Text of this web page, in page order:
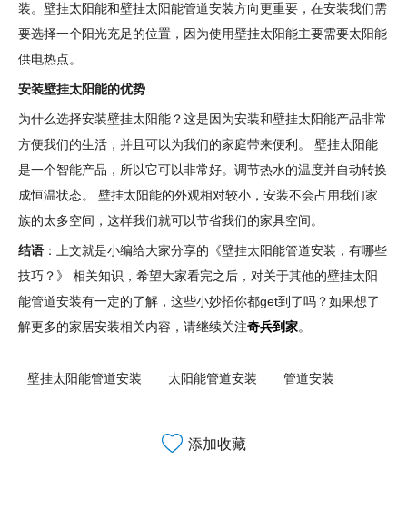
装。壁挂太阳能和壁挂太阳能管道安装方向更重要，在安装我们需
要选择一个阳光充足的位置，因为使用壁挂太阳能主要需要太阳能
供电热点。
安装壁挂太阳能的优势
为什么选择安装壁挂太阳能？这是因为安装和壁挂太阳能产品非常
方便我们的生活，并且可以为我们的家庭带来便利。 壁挂太阳能
是一个智能产品，所以它可以非常好。调节热水的温度并自动转换
成恒温状态。 壁挂太阳能的外观相对较小，安装不会占用我们家
族的太多空间，这样我们就可以节省我们的家具空间。
结语 ：上文就是小编给大家分享的《壁挂太阳能管道安装，有哪些
技巧？》 相关知识，希望大家看完之后，对关于其他的壁挂太阳
能管道安装有一定的了解，这些小妙招你都get到了吗？如果想了
解更多的家居安装相关内容，请继续关注奇兵到家。
壁挂太阳能管道安装 太阳能管道安装 管道安装
添加收藏